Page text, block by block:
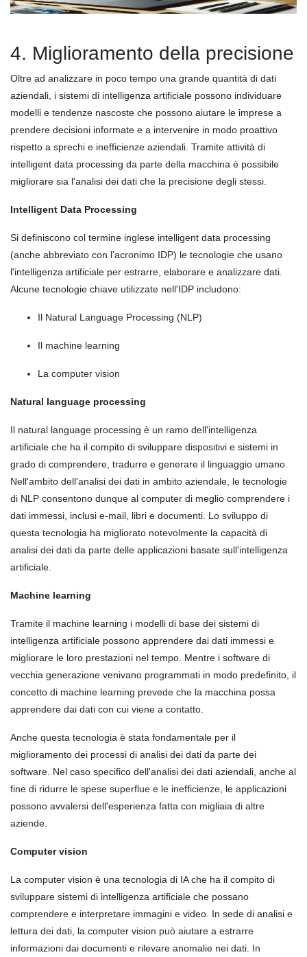
4. Miglioramento della precisione
Oltre ad analizzare in poco tempo una grande quantità di dati
aziendali, i sistemi di intelligenza artificiale possono individuare
modelli e tendenze nascoste che possono aiutare le imprese a
prendere decisioni informate e a intervenire in modo proattivo
rispetto a sprechi e inefficienze aziendali. Tramite attività di
intelligent data processing da parte della macchina è possibile
migliorare sia l'analisi dei dati che la precisione degli stessi.
Intelligent Data Processing
Si definiscono col termine inglese intelligent data processing
(anche abbreviato con l'acronimo IDP) le tecnologie che usano
l'intelligenza artificiale per estrarre, elaborare e analizzare dati.
Alcune tecnologie chiave utilizzate nell'IDP includono:
Il Natural Language Processing (NLP)
Il machine learning
La computer vision
Natural language processing
Il natural language processing è un ramo dell'intelligenza
artificiale che ha il compito di sviluppare dispositivi e sistemi in
grado di comprendere, tradurre e generare il linguaggio umano.
Nell'ambito dell'analisi dei dati in ambito aziendale, le tecnologie
di NLP consentono dunque al computer di meglio comprendere i
dati immessi, inclusi e-mail, libri e documenti. Lo sviluppo di
questa tecnologia ha migliorato notevolmente la capacità di
analisi dei dati da parte delle applicazioni basate sull'intelligenza
artificiale.
Machine learning
Tramite il machine learning i modelli di base dei sistemi di
intelligenza artificiale possono apprendere dai dati immessi e
migliorare le loro prestazioni nel tempo. Mentre i software di
vecchia generazione venivano programmati in modo predefinito, il
concetto di machine learning prevede che la macchina possa
apprendere dai dati con cui viene a contatto.
Anche questa tecnologia è stata fondamentale per il
miglioramento dei processi di analisi dei dati da parte dei
software. Nel caso specifico dell'analisi dei dati aziendali, anche al
fine di ridurre le spese superflue e le inefficienze, le applicazioni
possono avvalersi dell'esperienza fatta con migliaia di altre
aziende.
Computer vision
La computer vision è una tecnologia di IA che ha il compito di
sviluppare sistemi di intelligenza artificiale che possano
comprendere e interpretare immagini e video. In sede di analisi e
lettura dei dati, la computer vision può aiutare a estrarre
informazioni dai documenti e rilevare anomalie nei dati. In